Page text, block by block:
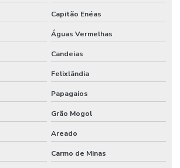
Capitão Enéas
Águas Vermelhas
Candeias
Felixlândia
Papagaios
Grão Mogol
Areado
Carmo de Minas